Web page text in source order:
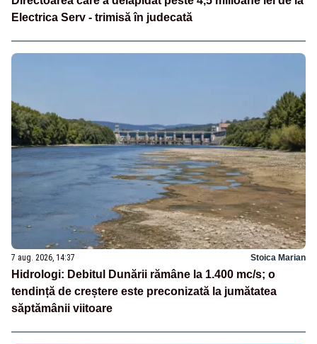
Electrica Serv - trimisă în judecată
7 aug. 2026, 14:37 Stoica Marian
Hidrologi: Debitul Dunării rămâne la 1.400 mc/s; o
tendință de creștere este preconizată la jumătatea
săptămânii viitoare